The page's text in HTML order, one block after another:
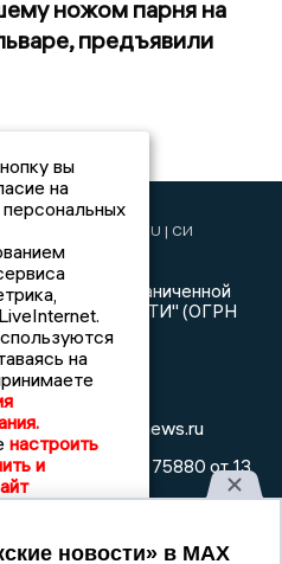
ножом парня на
предъявили
VORONEZHNEWS.RU | СИ
новости»
Общество с ограниченной
НОВОСТИ" (ОГРН
77 92
info@voronezhnews.ru
Эл № ФС 77 - 75880 от 13
из реестра
массовой информации
по надзору в сфере связи,
и массовых коммуникаций
вы
на
на
настроить
и